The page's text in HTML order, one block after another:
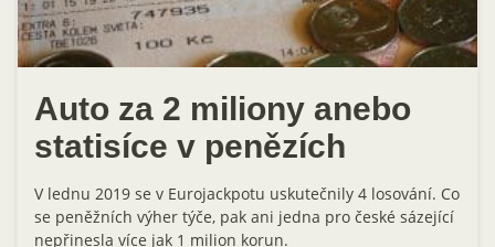
Auto za 2 miliony anebo
statisíce v penězích
V lednu 2019 se v Eurojackpotu uskutečnily 4 losování. Co
se peněžních výher týče, pak ani jedna pro české sázející
nepřinesla více jak 1 milion korun.